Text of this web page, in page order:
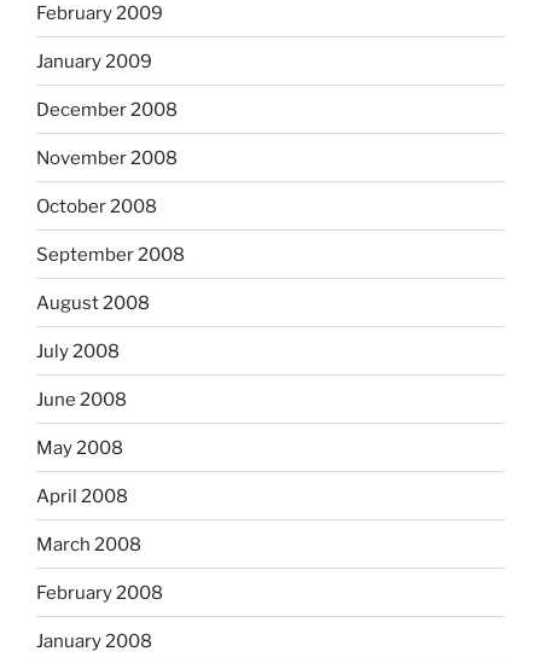
February 2009
January 2009
December 2008
November 2008
October 2008
September 2008
August 2008
July 2008
June 2008
May 2008
April 2008
March 2008
February 2008
January 2008